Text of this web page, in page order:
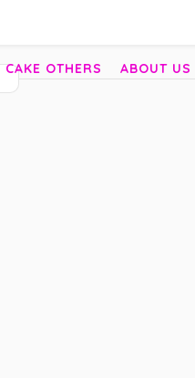
CAKE OTHERS ABOUT US